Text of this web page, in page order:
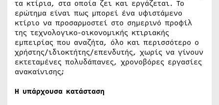
τα κτίρια, στα οποία ζει και εργάζεται. Το
ερώτημα είναι πως μπορεί ένα υφιστάμενο
κτίριο να προσαρμοστεί στο σημερινό προφίλ
της τεχνολογικο-οικονομικής κτιριακής
εμπειρίας που αναζήτα, όλο και περισσότερο ο
χρήστης/ιδιοκτήτης/επενδυτής, χωρίς να γίνουν
εκτεταμένες πολυδάπανες, χρονοβόρες εργασίες
ανακαίνισης;
Η υπάρχουσα κατάσταση